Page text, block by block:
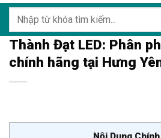
kiếm:
Thành Đạt LED: Phân
chính hãng tại Hưng